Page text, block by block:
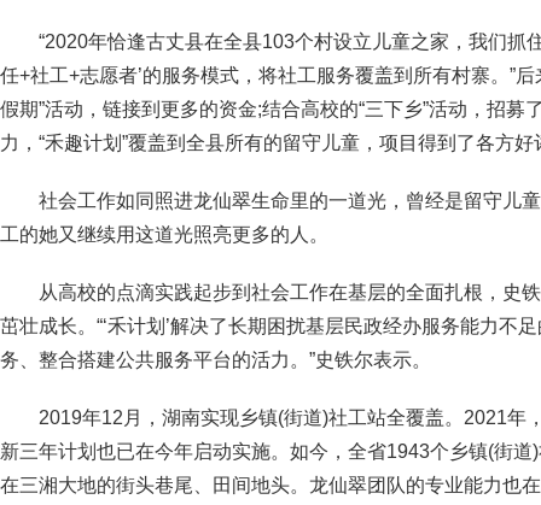
“2020年恰逢古丈县在全县103个村设立儿童之家，我们抓
任+社工+志愿者’的服务模式，将社工服务覆盖到所有村寨。”
假期”活动，链接到更多的资金;结合高校的“三下乡”活动，招募
力，“禾趣计划”覆盖到全县所有的留守儿童，项目得到了各方好
社会工作如同照进龙仙翠生命里的一道光，曾经是留守儿
工的她又继续用这道光照亮更多的人。
从高校的点滴实践起步到社会工作在基层的全面扎根，史
茁壮成长。“‘禾计划’解决了长期困扰基层民政经办服务能力不
务、整合搭建公共服务平台的活力。”史铁尔表示。
2019年12月，湖南实现乡镇(街道)社工站全覆盖。2021年
新三年计划也已在今年启动实施。如今，全省1943个乡镇(街
在三湘大地的街头巷尾、田间地头。龙仙翠团队的专业能力也